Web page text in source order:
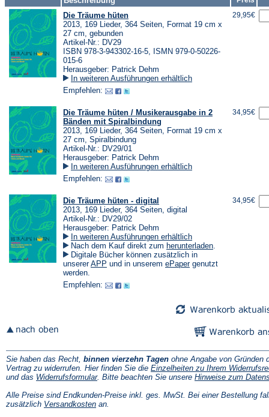
Die Träume hüten
2013, 169 Lieder, 364 Seiten, Format 19 cm x
27 cm, gebunden
Artikel-Nr.: DV29
ISBN 978-3-943302-16-5, ISMN 979-0-50226-
015-6
Herausgeber: Patrick Dehm
In weiteren Ausführungen erhältlich
Empfehlen:
29,95€
Die Träume hüten / Musikerausgabe in 2
Bänden mit Spiralbindung
2013, 169 Lieder, 364 Seiten, Format 19 cm x
27 cm, Spiralbindung
Artikel-Nr.: DV29/01
Herausgeber: Patrick Dehm
In weiteren Ausführungen erhältlich
Empfehlen:
34,95€
Die Träume hüten - digital
2013, 169 Lieder, 364 Seiten, digital
Artikel-Nr.: DV29/02
Herausgeber: Patrick Dehm
In weiteren Ausführungen erhältlich
Nach dem Kauf direkt zum herunterladen(Öffnet
einem
.
Digitale Bücher können zusätzlich in
unsererAPP (Öffnet
neuen
und in unserem ePaper(Öffnet
genutzt
werden.
Empfehlen:
34,95€
Sie haben das Recht, binnen vierzehn Tagen ohne Angabe von Gründen
Vertrag zu widerrufen. Hier finden Sie die Einzelheiten zu Ihrem
und das Widerrufsformular(Öffnet
einem
neuen
. Bitte beachten Sie unsere Hinweise zum
Alle Preise sind Endkunden-Preise inkl. ges. MwSt. Bei einer Bestellung
zusätzlich Versandkosten(Öffnet
an.